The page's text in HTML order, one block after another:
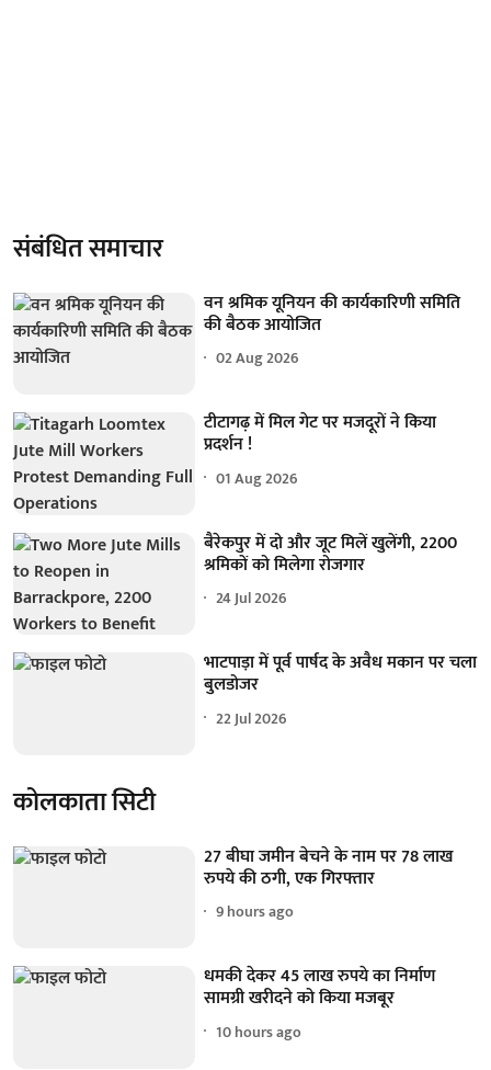
संबंधित समाचार
वन श्रमिक यूनियन की कार्यकारिणी समिति
की बैठक आयोजित
02 Aug 2026
टीटागढ़ में मिल गेट पर मजदूरों ने किया
प्रदर्शन !
01 Aug 2026
बैरेकपुर में दो और जूट मिलें खुलेंगी, 2200
श्रमिकों को मिलेगा रोजगार
24 Jul 2026
भाटपाड़ा में पूर्व पार्षद के अवैध मकान पर चला
बुलडोजर
22 Jul 2026
कोलकाता सिटी
27 बीघा जमीन बेचने के नाम पर 78 लाख
रुपये की ठगी, एक गिरफ्तार
9 hours ago
धमकी देकर 45 लाख रुपये का निर्माण
सामग्री खरीदने को किया मजबूर
10 hours ago